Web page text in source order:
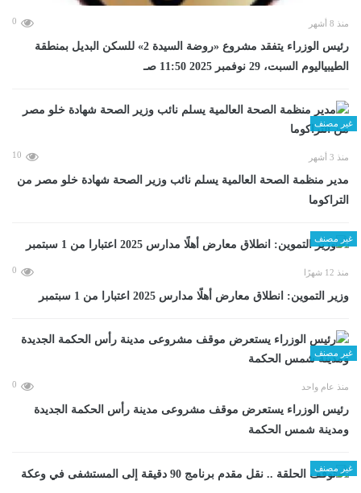
منذ 8 أشهر 0
رئيس الوزراء يتفقد مشروع «روضة السيدة 2» للسكن البديل بمنطقة
الطيبياليوم السبت، 29 نوفمبر 2025 11:50 صـ
غير مصنف
منذ 3 أشهر 10
مدير منظمة الصحة العالمية يسلم نائب وزير الصحة شهادة خلو مصر من
التراكوما
غير مصنف
منذ 12 شهرًا 0
وزير التموين: انطلاق معارض أهلًا مدارس 2025 اعتبارا من 1 سبتمبر
غير مصنف
منذ عام واحد 0
رئيس الوزراء يستعرض موقف مشروعى مدينة رأس الحكمة الجديدة
ومدينة شمس الحكمة
غير مصنف